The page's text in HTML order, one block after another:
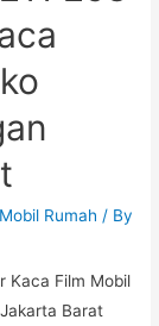
Rumah / By
Kaca Film Mobil
Barat